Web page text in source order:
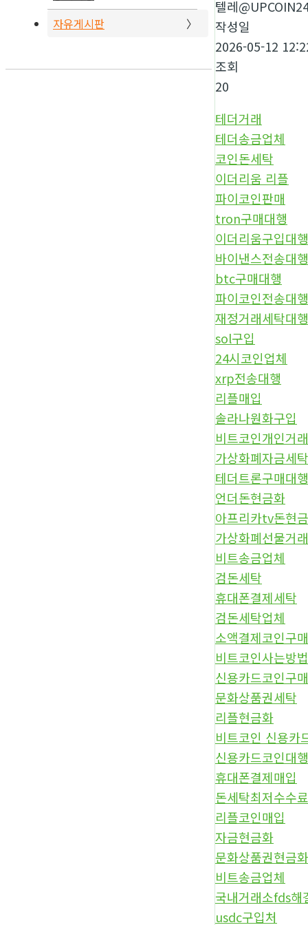
자유게시판
텔레
작성일
2026-05-12
조회
20
테더거래
테더송금업체
코인돈세탁
이더리움 리플
파이코인판매
tron구매대행
이더리움구입대행
바이낸스전송대행
btc구매대행
파이코인전송대행
재정거래세탁대
sol구입
24시코인업체
xrp전송대행
리플매입
솔라나원화구입
비트코인개인거래
가상화폐자금세탁
테더트론구매대행
언더돈현금화
아프리카tv돈현
가상화폐선물거래
비트송금업체
검돈세탁
휴대폰결제세탁
검돈세탁업체
소액결제코인구매
비트코인사는방법
신용카드코인구
문화상품권세탁
리플현금화
비트코인 신용카
신용카드코인대행
휴대폰결제매입
돈세탁최저수수료
리플코인매입
자금현금화
문화상품권현금
비트송금업체
국내거래소fds해
usdc구입처